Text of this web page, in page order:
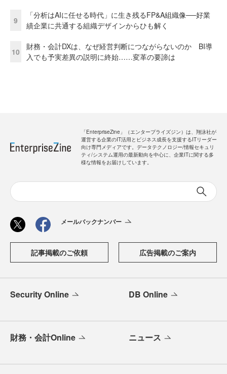
9
「分析はAIに任せる時代」に生き残るFP&A組織像──好業
績企業に共通する組織デザインからひも解く
10
財務・会計DXは、なぜ経営判断につながらないのか BI導
入でも予実差異の説明に終始……変革の要諦は
「EnterpriseZine」（エンタープライズジン）は、翔泳社が
運営する企業のIT活用とビジネス成長を支援するITリーダー
向け専門メディアです。データテクノロジー/情報セキュリ
ティ/システム運用の最新動向を中心に、企業ITに関する多
様な情報をお届けしています。
メールバックナンバー
記事掲載のご依頼 広告掲載のご案内
Security Online DB Online
財務・会計Online ニュース